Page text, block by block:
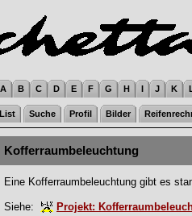
A B C D E F G H I J K
Suche Profil Bilder
Kofferraumbeleuchtung
Eine Kofferraumbeleuchtung gibt es
Siehe: Projekt: